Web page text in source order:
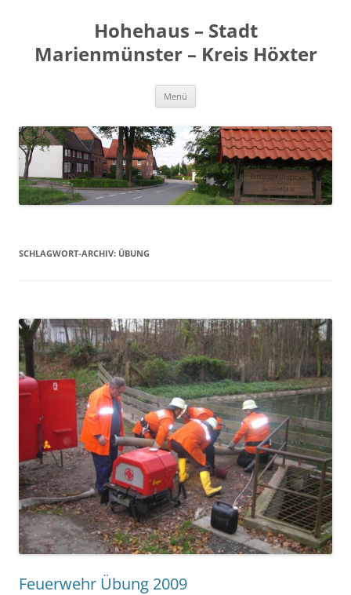
Hohehaus – Stadt
Marienmünster – Kreis Höxter
Menü
SCHLAGWORT-ARCHIV: ÜBUNG
Feuerwehr Übung 2009